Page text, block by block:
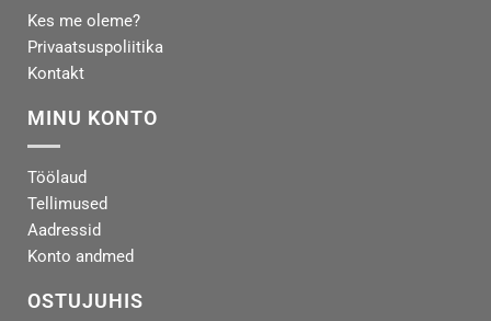
Kes me oleme?
Privaatsuspoliitika
Kontakt
MINU KONTO
Töölaud
Tellimused
Aadressid
Konto andmed
OSTUJUHIS